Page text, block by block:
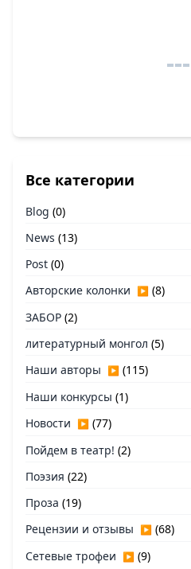
Все категории
Blog (0)
News (13)
Post (0)
Авторские колонки ▶ (8)
ЗАБОР (2)
литературный монгол (5)
Наши авторы ▶ (115)
Наши конкурсы (1)
Новости ▶ (77)
Пойдем в театр! (2)
Поэзия (22)
Проза (19)
Рецензии и отзывы ▶ (68)
Сетевые трофеи ▶ (9)